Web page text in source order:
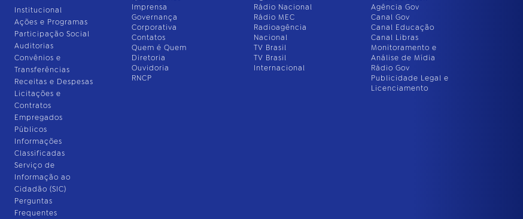
Institucional
Ações e Programas
Participação Social
Auditorias
Convênios e
Transferências
Receitas e Despesas
Licitações e
Contratos
Empregados
Públicos
Informações
Classificadas
Serviço de
Informação ao
Cidadão (SIC)
Perguntas
Frequentes
Imprensa
Governança
Corporativa
Contatos
Quem é Quem
Diretoria
Ouvidoria
RNCP
Rádio Nacional
Rádio MEC
Radioagência
Nacional
TV Brasil
TV Brasil
Internacional
Agência Gov
Canal Gov
Canal Educação
Canal Libras
Monitoramento e
Análise de Mídia
Rádio Gov
Publicidade Legal e
Licenciamento